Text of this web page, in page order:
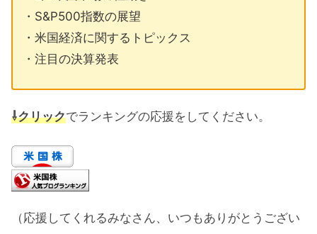
・S&P500指数の展望
・米国経済に関するトピックス
・注目の決算発表
⇩クリックでランキングの応援をしてください。
（応援してくれるみなさん、いつもありがとうござい